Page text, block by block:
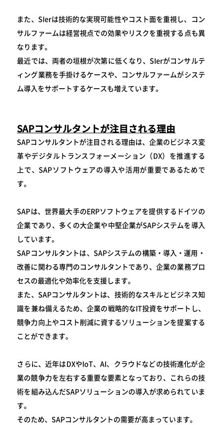
また、SIerは技術的な実現可能性やコスト面を重視し、コン
サルファームは経営視点での効果やリスクを重視する点も異
なります。
最近では、両者の垣根が次第に低くなり、SIerがコンサルテ
ィング業務を手掛けるケースや、コンサルファームがシステ
ム導入をサポートするケースも増えています。
SAPコンサルタントが注目される理由
SAPコンサルタントが注目される理由は、企業のビジネス変
革やデジタルトランスフォーメーション（DX）を推進する
上で、SAPソフトウェアの導入や活用が重要であるためで
す。
SAPは、世界最大手のERPソフトウェアを提供するドイツの
企業であり、多くの大企業や中堅企業がSAPシステムを導入
しています。
SAPコンサルタントは、SAPシステムの構築・導入・運用・
改善に関わる専門のコンサルタントであり、企業の業務プロ
セスの最適化や効率化を支援します。
また、SAPコンサルタントは、技術的なスキルとビジネス知
識を兼ね備えるため、企業の戦略的なIT投資をサポートし、
競争力向上やコスト削減に資するソリューションを提案する
ことができます。
さらに、近年はDXやIoT、AI、クラウドなどの技術進化が企
業の競争力を左右する重要な要素となっており、これらの技
術を組み込んだSAPソリューションの導入が求められていま
す。
そのため、SAPコンサルタントの需要が高まっています。